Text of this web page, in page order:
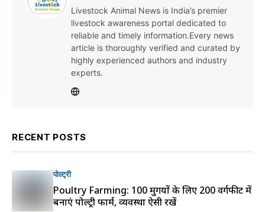
Livestock Animal News is India’s premier
livestock awareness portal dedicated to
reliable and timely information.Every news
article is thoroughly verified and curated by
highly experienced authors and industry
experts.
RECENT POSTS
पोल्ट्री
Poultry Farming: 100 मुर्गियों के लिए 200 वर्गफीट में
बनाएं पोल्ट्री फार्म, व्यवस्था ऐसी रखें